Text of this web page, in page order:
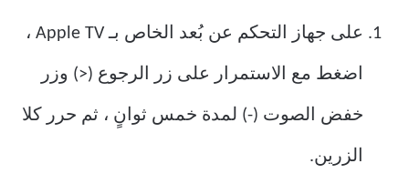
على جهاز التحكم عن بُعد الخاص بـ Apple TV ،
اضغط مع الاستمرار على زر الرجوع (<) وزر
خفض الصوت (-) لمدة خمس ثوانٍ ، ثم حرر كلا
الزرين.